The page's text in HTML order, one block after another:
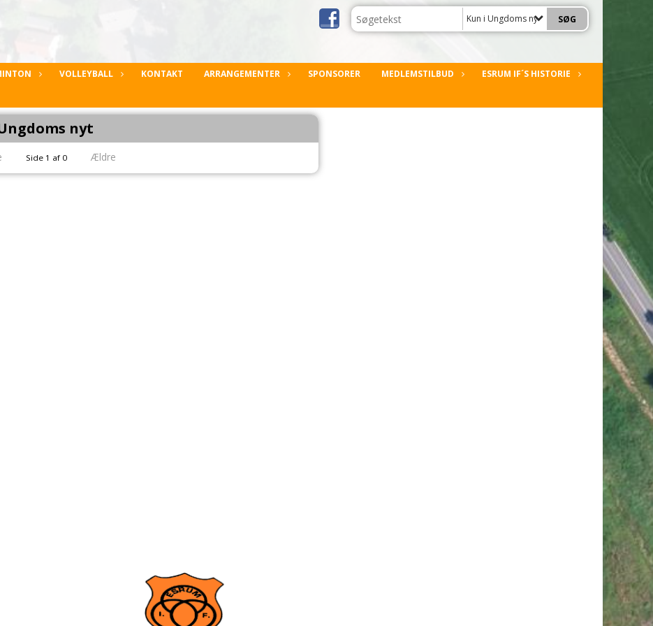
Kun i Ungdoms nyt
VOLLEYBALL KONTAKT ARRANGEMENTER SPONSORER MEDLEMSTILBUD
ESRUM IF´S HISTORIE
nyt
Side 1 af 0 Ældre